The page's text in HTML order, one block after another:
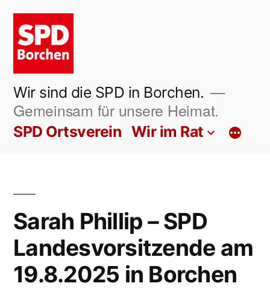
Zum
Inhalt
springen
Wir sind die SPD in Borchen.
Gemeinsam für unsere Heimat.
SPD Ortsverein Wir im Rat
Sarah Phillip – SPD
Landesvorsitzende am
19.8.2025 in Borchen